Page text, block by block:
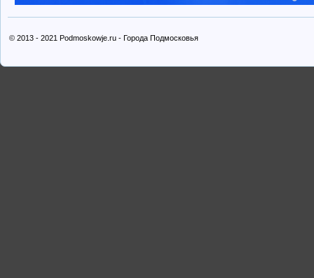
© 2013 - 2021 Podmoskowje.ru - Города Подмосковья